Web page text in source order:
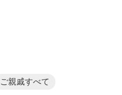
ご親戚すべて